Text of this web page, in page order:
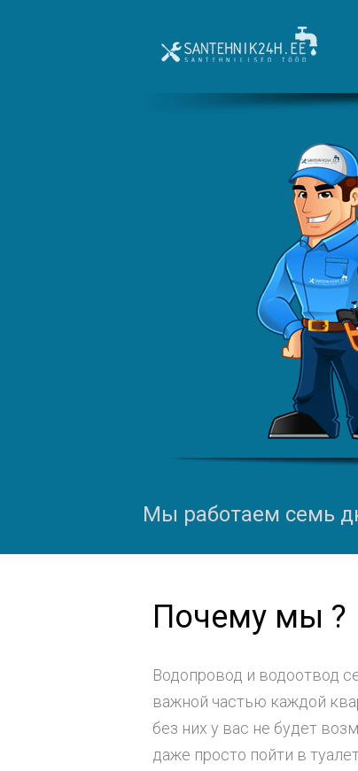
Мы работаем семь
Почему мы ?
Водопровод и водоотвод
важной частью каждой
без них у вас не будет
даже просто пойти в